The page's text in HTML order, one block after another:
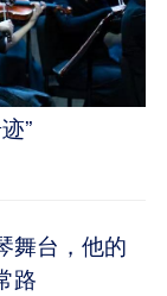
”
舞台，他的
路